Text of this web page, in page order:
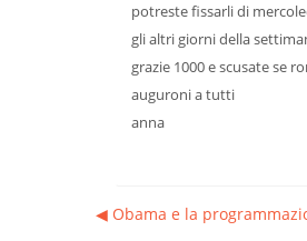
potreste fissarli di
gli altri giorni della
grazie 1000 e scusate se
auguroni a tutti
anna
◀︎ Obama e la